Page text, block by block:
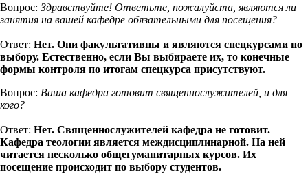
Вопрос: Здравствуйте! Ответьте, пожалуйста, являются ли
занятия на вашей кафедре обязательными для посещения?
Ответ: Нет. Они факультативны и являются спецкурсами по
выбору. Естественно, если Вы выбираете их, то конечные
формы контроля по итогам спецкурса присутствуют.
Вопрос: Ваша кафедра готовит священнослужителей, и для
кого?
Ответ: Нет. Священнослужителей кафедра не готовит.
Кафедра теологии является междисциплинарной. На ней
читается несколько общегуманитарных курсов. Их
посещение происходит по выбору студентов.